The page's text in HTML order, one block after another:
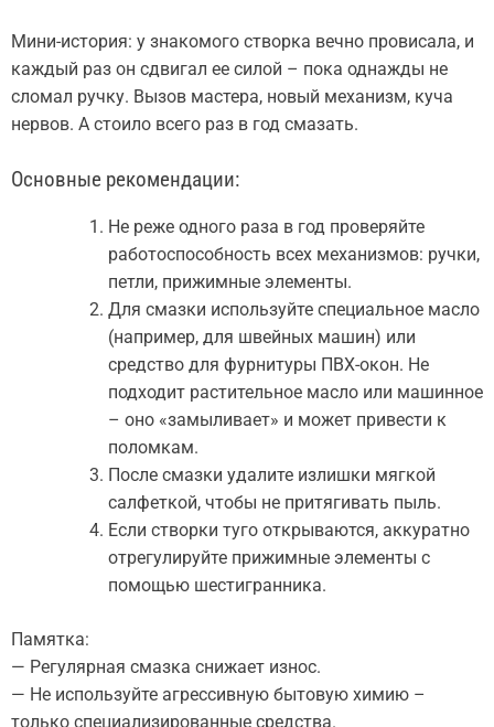
Мини-история: у знакомого створка вечно провисала, и
каждый раз он сдвигал ее силой – пока однажды не
сломал ручку. Вызов мастера, новый механизм, куча
нервов. А стоило всего раз в год смазать.
Основные рекомендации:
Не реже одного раза в год проверяйте
работоспособность всех механизмов: ручки,
петли, прижимные элементы.
Для смазки используйте специальное масло
(например, для швейных машин) или
средство для фурнитуры ПВХ-окон. Не
подходит растительное масло или машинное
– оно «замыливает» и может привести к
поломкам.
После смазки удалите излишки мягкой
салфеткой, чтобы не притягивать пыль.
Если створки туго открываются, аккуратно
отрегулируйте прижимные элементы с
помощью шестигранника.
Памятка:
— Регулярная смазка снижает износ.
— Не используйте агрессивную бытовую химию –
только специализированные средства.